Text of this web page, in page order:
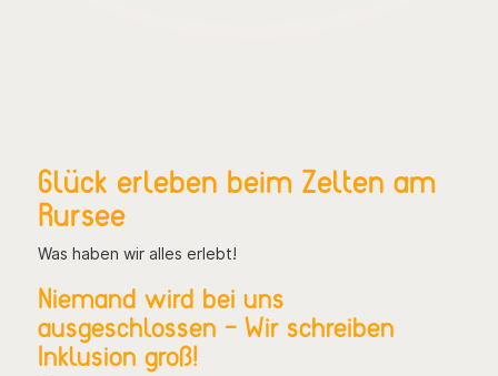
Glück erleben beim Zelten am
Rursee
Was haben wir alles erlebt!
Niemand wird bei uns
ausgeschlossen – Wir schreiben
Inklusion groß!